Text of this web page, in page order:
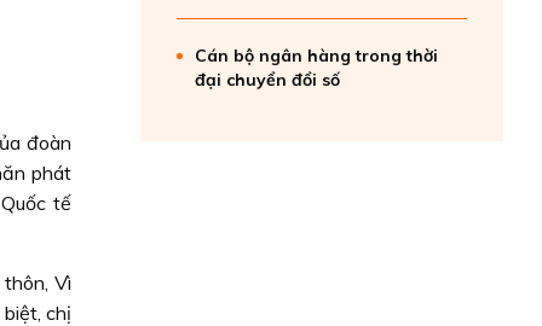
đoàn
phát
tế
Vì
chị
Cán bộ ngân hàng trong thời
đại chuyển đổi số